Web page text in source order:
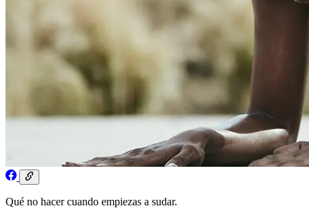
Qué no hacer cuando empiezas a sudar.